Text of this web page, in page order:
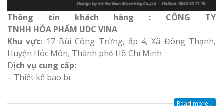
Thông tin khách hàng : CÔNG TY
TNHH HÓA PHẨM UDC VINA
Khu vực: 17 Bùi Công Trừng, ấp 4, Xã Đông Thạnh,
Huyện Hóc Môn, Thành phố Hồ Chí Minh
Dịch vụ cung cấp:
– Thiết kế bao bì
Read more...